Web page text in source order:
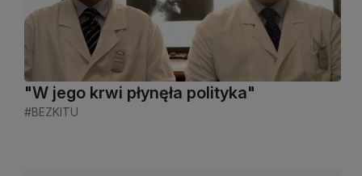
"W jego krwi płynęła polityka"
#BEZKITU